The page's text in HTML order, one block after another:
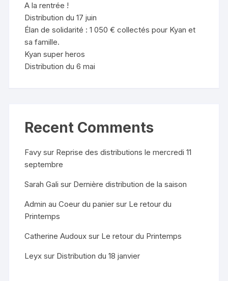
A la rentrée !
Distribution du 17 juin
Élan de solidarité : 1 050 € collectés pour Kyan et
sa famille.
Kyan super heros
Distribution du 6 mai
Recent Comments
Favy sur Reprise des distributions le mercredi 11
septembre
Sarah Gali sur Dernière distribution de la saison
Admin au Coeur du panier sur Le retour du
Printemps
Catherine Audoux sur Le retour du Printemps
Leyx sur Distribution du 18 janvier